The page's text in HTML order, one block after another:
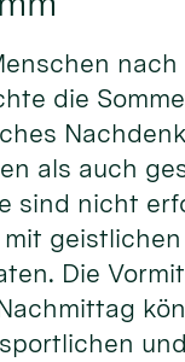
die
als auch
sind nicht
Die